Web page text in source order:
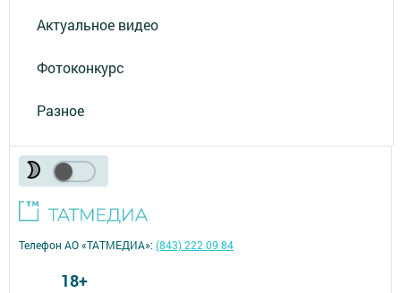
Актуальное видео
Фотоконкурс
Разное
Телефон АО «ТАТМЕДИА»:(843) 222 09 84
18+